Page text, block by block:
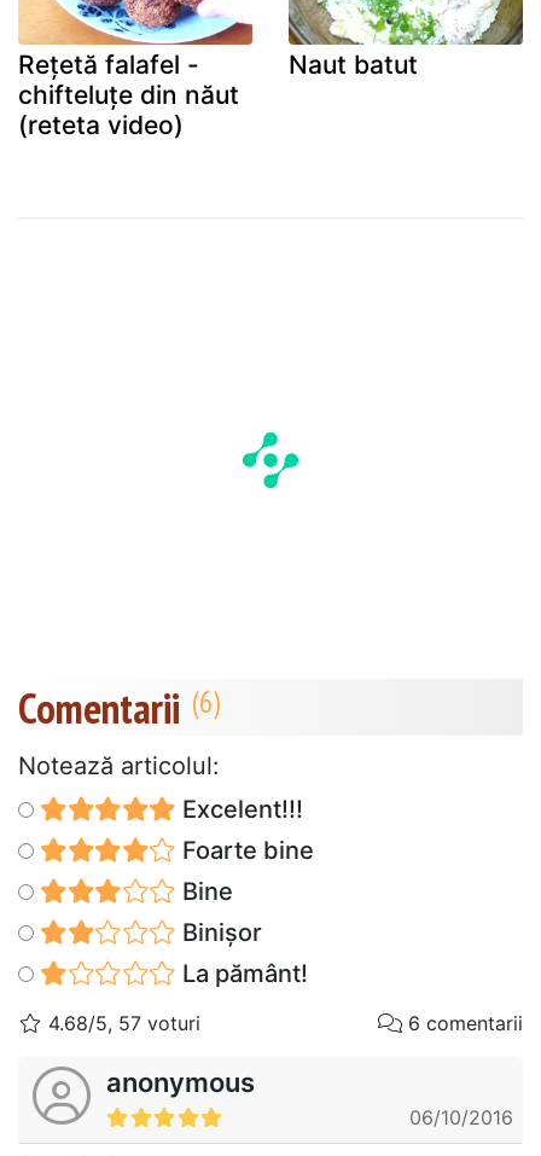
Rețetă falafel -
chifteluţe din năut
(reteta video)
Naut batut
Comentarii
Notează articolul:
Excelent!!!
Foarte bine
Bine
Binișor
La pământ!
4.68/5, 57 voturi 6 comentarii
anonymous
06/10/2016